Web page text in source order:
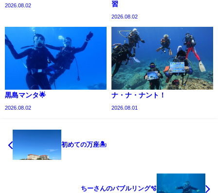
2026.08.02
習
2026.08.02
黒島マンタ🌟
2026.08.02
ナ・ナ・ナント！
2026.08.01
初めての万座🏝️
ちーさんのバブルリング🫧